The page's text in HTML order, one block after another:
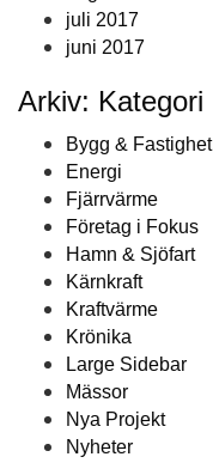
juli 2017
juni 2017
Arkiv: Kategori
Bygg & Fastighet
Energi
Fjärrvärme
Företag i Fokus
Hamn & Sjöfart
Kärnkraft
Kraftvärme
Krönika
Large Sidebar
Mässor
Nya Projekt
Nyheter